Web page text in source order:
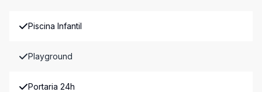
Piscina Infantil
Playground
Portaria 24h